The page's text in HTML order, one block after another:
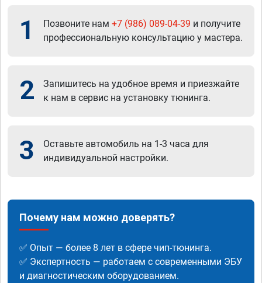
1 Позвоните нам +7 (986) 089-04-39 и получите
профессиональную консультацию у мастера.
2
Запишитесь на удобное время и приезжайте
к нам в сервис на установку тюнинга.
3
Оставьте автомобиль на 1-3 часа для
индивидуальной настройки.
Почему нам можно доверять?
✅ Опыт — более 8 лет в сфере чип-тюнинга.
✅ Экспертность — работаем с современными ЭБУ
и диагностическим оборудованием.